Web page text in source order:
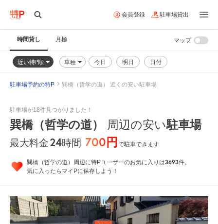
会員登録 駐車場貸出
時間貸し 月極
近い特P順 車種 今日 明日 日付
マップ
駐車場予約の特P 巽橋（哲学の道） 近くの安い駐車場
駐車場が18件見つかりました！
巽橋（哲学の道） 周辺の安い駐車場
最大料金24時間 700円で駐車できます
巽橋（哲学の道）周辺に特Pユーザーのお気に入りは3693件。
気に入ったらマイPに保存しよう！